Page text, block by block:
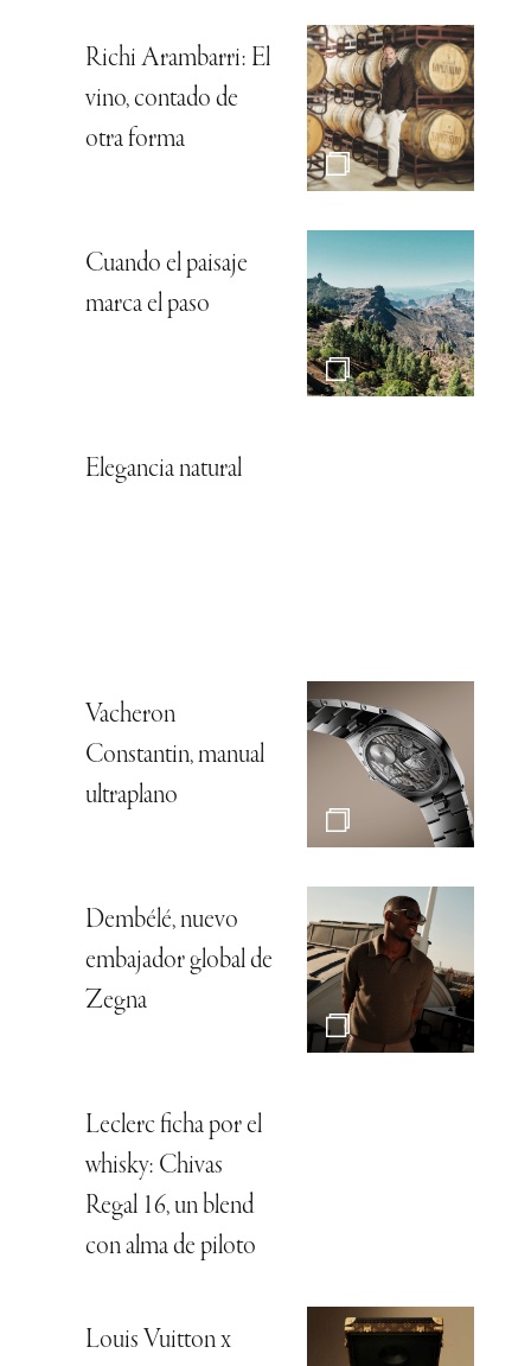
Richi Arambarri: El
vino, contado de
otra forma
Cuando el paisaje
marca el paso
Elegancia natural
Vacheron
Constantin, manual
ultraplano
Dembélé, nuevo
embajador global de
Zegna
Leclerc ficha por el
whisky: Chivas
Regal 16, un blend
con alma de piloto
Louis Vuitton x